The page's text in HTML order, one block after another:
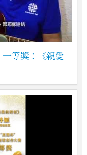
一等獎：《親愛